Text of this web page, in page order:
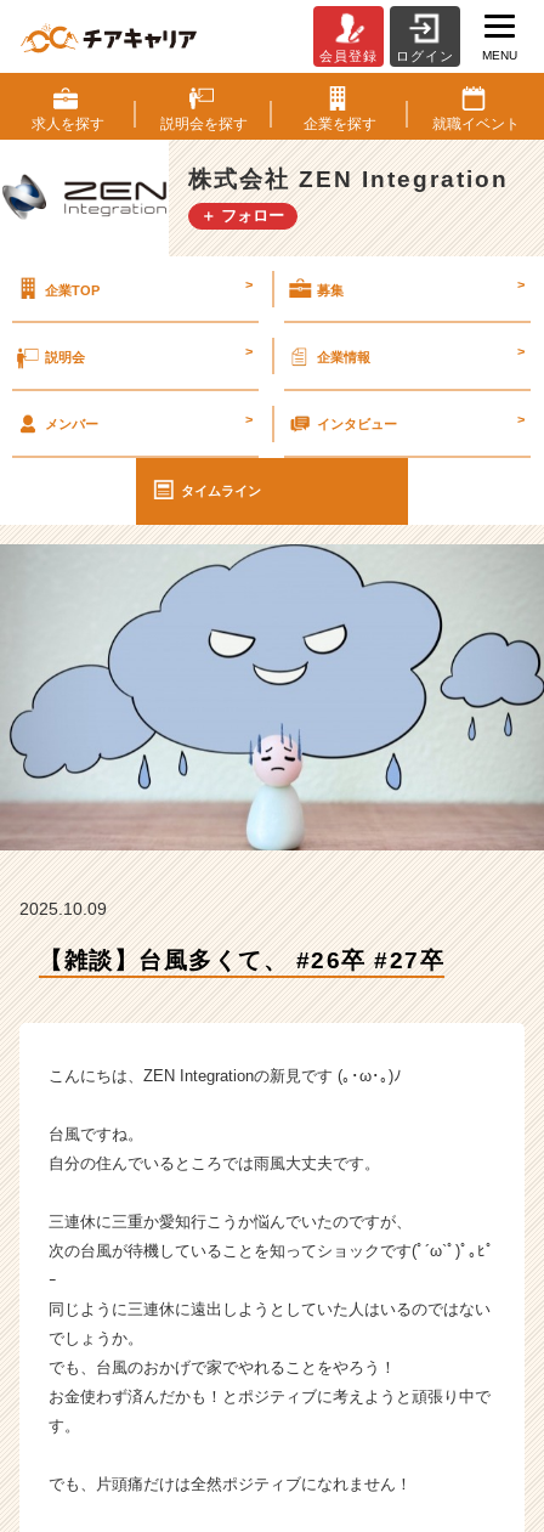
談】
台
風
多
く
て、
卒
7
会
社
Z
E
n
r
t
o
イ
ム
|
チ
ー・
長
業
ら
ス
が
会員登録 ログイン MENU
求人を探す 説明会を探す 企業を探す 就職イベント
株式会社 ZEN Integration
＋ フォロー
企業TOP > 募集 >
説明会 > 企業情報 >
メンバー > インタビュー >
タイムライン
2025.10.09
【雑談】台風多くて、 #26卒 #27卒
こんにちは、ZEN Integrationの新見です (｡･ω･｡)ﾉ
台風ですね。
自分の住んでいるところでは雨風大丈夫です。
三連休に三重か愛知行こうか悩んでいたのですが、
次の台風が待機していることを知ってショックです(ﾟ´ω`ﾟ)ﾟ｡ﾋﾟ
ｰ
同じように三連休に遠出しようとしていた人はいるのではない
でしょうか。
でも、台風のおかげで家でやれることをやろう！
お金使わず済んだかも！とポジティブに考えようと頑張り中で
す。
でも、片頭痛だけは全然ポジティブになれません！